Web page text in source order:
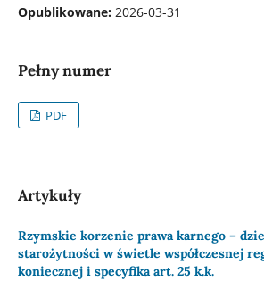
Opublikowane: 2026-03-31
Pełny numer
PDF
Artykuły
Rzymskie korzenie prawa karnego –
starożytności w świetle współczesnej
koniecznej i specyfika art. 25 k.k.